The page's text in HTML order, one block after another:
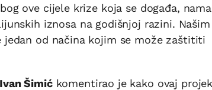
ove cijele krize koja se događa, nama
iznosa na godišnjoj razini. Našim
jedan od načina kojim se može zaštititi
Ivan Šimićkomentirao je kako ovaj